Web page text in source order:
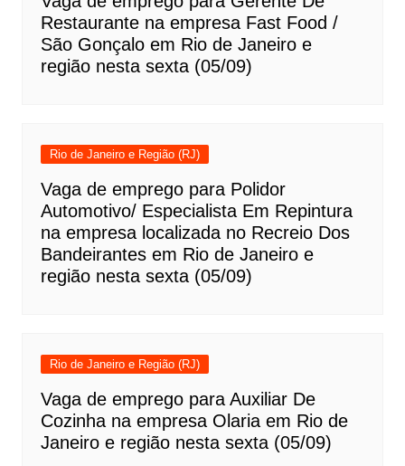
Restaurante na empresa Fast Food /
São Gonçalo em Rio de Janeiro e
região nesta sexta (05/09)
Rio de Janeiro e Região (RJ)
Vaga de emprego para Polidor
Automotivo/ Especialista Em Repintura
na empresa localizada no Recreio Dos
Bandeirantes em Rio de Janeiro e
região nesta sexta (05/09)
Rio de Janeiro e Região (RJ)
Vaga de emprego para Auxiliar De
Cozinha na empresa Olaria em Rio de
Janeiro e região nesta sexta (05/09)